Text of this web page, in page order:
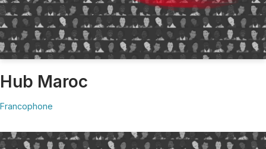
Hub Maroc
Francophone